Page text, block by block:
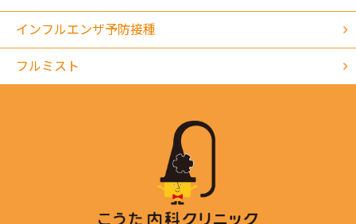
インフルエンザ予防接種
フルミスト